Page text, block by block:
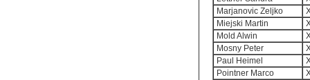
Marjanovic Zeljko
Miejski Martin
Mold Alwin
Mosny Peter
Paul Heimel
Pointner Marco